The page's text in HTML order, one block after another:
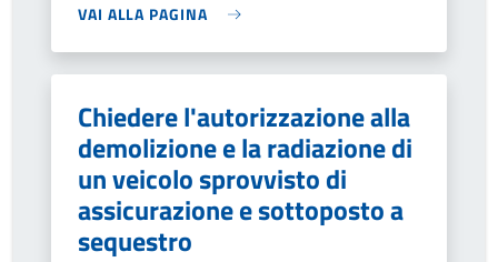
VAI ALLA PAGINA
Chiedere l'autorizzazione alla
demolizione e la radiazione di
un veicolo sprovvisto di
assicurazione e sottoposto a
sequestro